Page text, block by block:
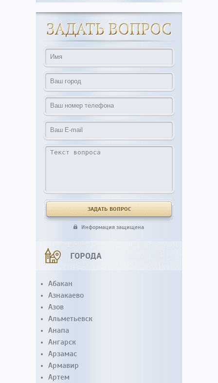
Информация защищена
ГОРОДА
Абакан
Азнакаево
Азов
Альметьевск
Анапа
Ангарск
Арзамас
Армавир
Артем